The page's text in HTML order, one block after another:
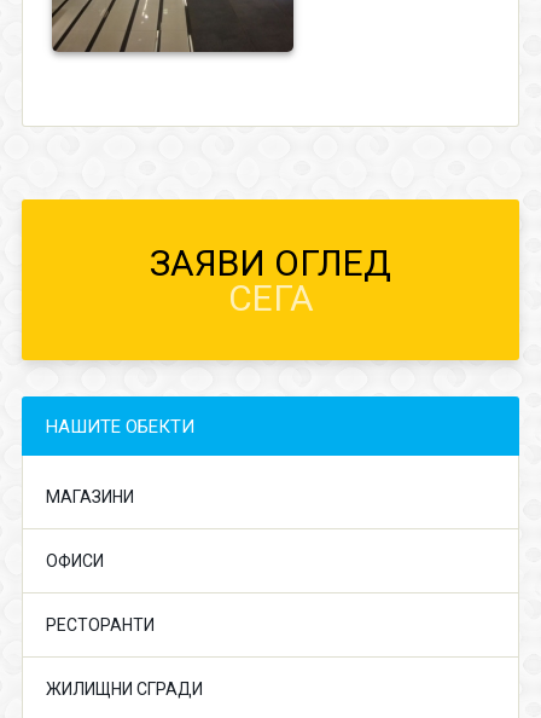
ЗАЯВИ ОГЛЕД
СЕГА
НАШИТЕ ОБЕКТИ
МАГАЗИНИ
ОФИСИ
РЕСТОРАНТИ
ЖИЛИЩНИ СГРАДИ